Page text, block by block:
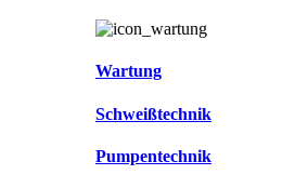
Wartung
Schweißtechnik
Pumpentechnik